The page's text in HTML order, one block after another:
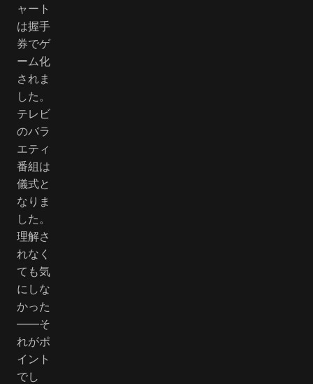
ャート
は握手
券でゲ
ーム化
されま
した。
テレビ
のバラ
エティ
番組は
儀式と
なりま
した。
理解さ
れなく
ても気
にしな
かった
――そ
れがポ
イント
でし